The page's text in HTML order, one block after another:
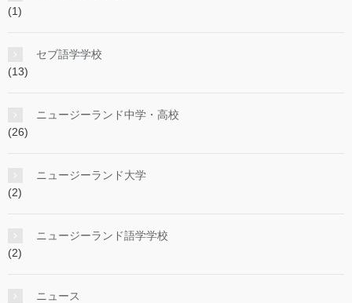
(1)
セブ語学学校
(13)
ニュージーランド中学・高校
(26)
ニュージーランド大学
(2)
ニュージーランド語学学校
(2)
ニュース